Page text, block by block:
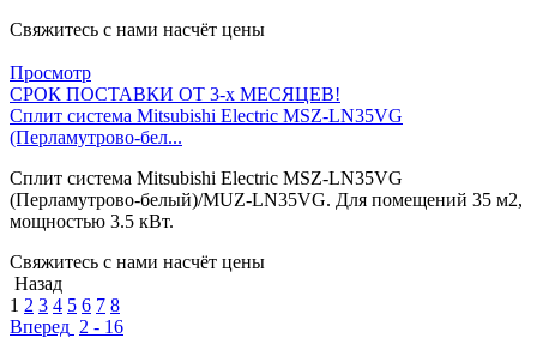
Свяжитесь с нами насчёт цены
Просмотр
СРОК ПОСТАВКИ ОТ 3-х МЕСЯЦЕВ!
Сплит система Mitsubishi Electric MSZ-LN35VG
(Перламутрово-бел...
Сплит система Mitsubishi Electric MSZ-LN35VG
(Перламутрово-белый)/MUZ-LN35VG. Для помещений 35 м2,
мощностью 3.5 кВт.
Свяжитесь с нами насчёт цены
Назад
1 2 3 4 5 6 7 8
Вперед 2 - 16